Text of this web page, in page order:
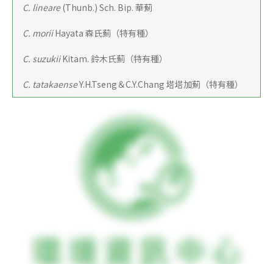
C. lineare (Thunb.) Sch. Bip. 華薊
C. morii Hayata 森氏薊（特有種）
C. suzukii Kitam. 鈴木氏薊（特有種）
C. tatakaense Y.H.Tseng＆C.Y.Chang 塔塔加薊（特有種）